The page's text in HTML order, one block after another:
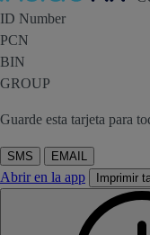
ID Number
PCN
BIN
GROUP
Guarde esta tarjeta para
SMS EMAIL
Abrir en la app Imprimir